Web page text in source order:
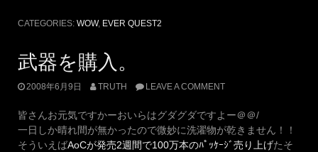
CATEGORIES: WOW, EVER QUEST2
武器を購入。
2008年6月9日 TRUTH LEAVE A COMMENT
皆さんお元気ですかーおいらはグダグダですよー＠＠/
一日しか晴れ間が無かったので微妙に洗濯物が乾きません！！
そういえばAoCが発売2週間で100万本のﾊﾟｯｹｰｼﾞ売り上げたそ